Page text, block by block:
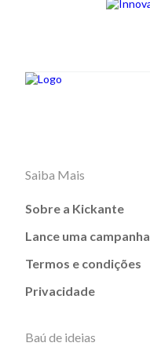
Saiba Mais
Sobre a Kickante
Lance uma campanha
Termos e condições
Privacidade
Baú de ideias